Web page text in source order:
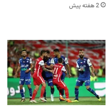
2 هفته پیش